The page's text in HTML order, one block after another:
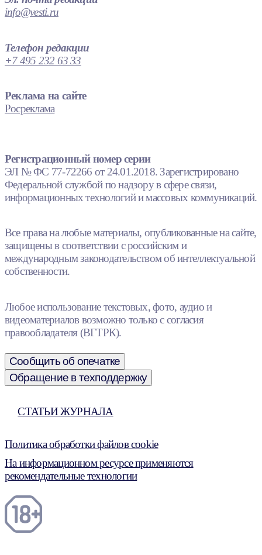
info@vesti.ru
Телефон редакции
+7 495 232 63 33
Реклама на сайте
Росреклама
Регистрационный номер серии
ЭЛ № ФС 77-72266 от 24.01.2018. Зарегистрировано
Федеральной службой по надзору в сфере связи,
информационных технологий и массовых коммуникаций.
Все права на любые материалы, опубликованные на сайте,
защищены в соответствии с российским и
международным законодательством об интеллектуальной
собственности.
Любое использование текстовых, фото, аудио и
видеоматериалов возможно только с согласия
правообладателя (ВГТРК).
Сообщить об опечатке
Обращение в техподдержку
СТАТЬИ ЖУРНАЛА
Политика обработки файлов cookie
На информационном ресурсе применяются
рекомендательные технологии